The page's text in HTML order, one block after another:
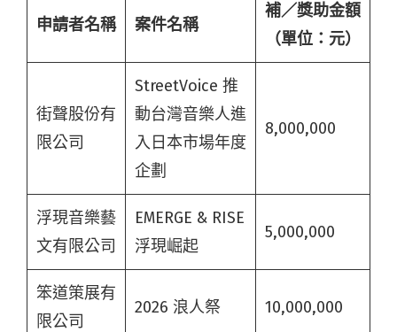
申請者名稱 案件名稱
補／獎助金額
（單位：元）
街聲股份有
限公司
StreetVoice 推
動台灣音樂人進
入日本市場年度
企劃
8,000,000
浮現音樂藝
文有限公司
EMERGE & RISE
浮現崛起
5,000,000
笨道策展有
限公司
2026 浪人祭 10,000,000